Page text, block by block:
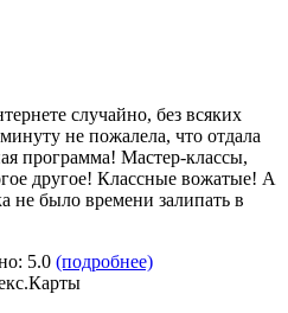
случайно, без всяких
не пожалела, что отдала
программа! Мастер-классы,
другое! Классные вожатые! А
не было времени залипать в
5.0 (подробнее)